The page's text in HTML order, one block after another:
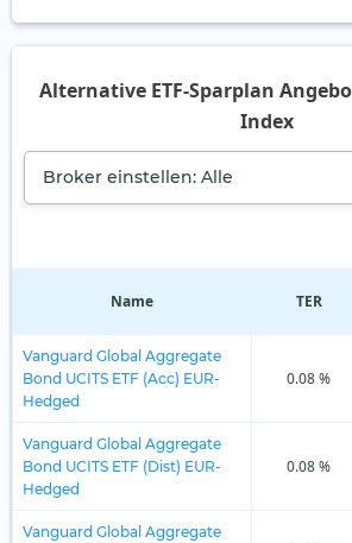
Alternative ETF-Sparplan
Index
Broker einstellen: Alle
Name TER
Vanguard Global Aggregate
Bond UCITS ETF (Acc) EUR-
Hedged
0.08 %
Vanguard Global Aggregate
Bond UCITS ETF (Dist) EUR-
Hedged
0.08 %
Vanguard Global Aggregate